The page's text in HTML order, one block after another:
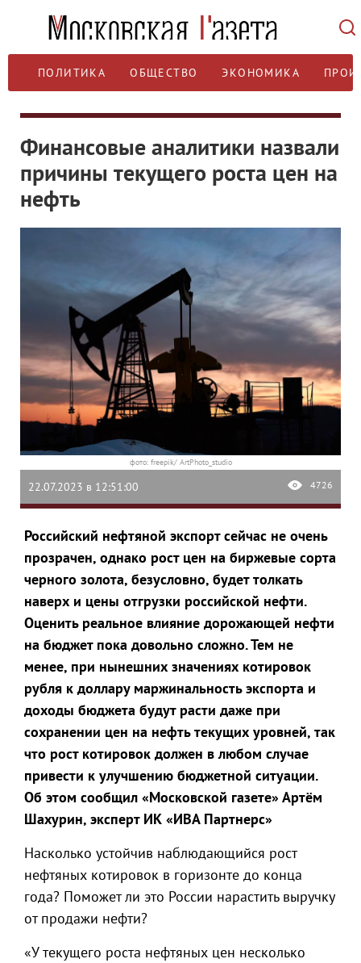
ПОЛИТИКА ОБЩЕСТВО ЭКОНОМИКА
Финансовые аналитики назвали
причины текущего роста цен на
нефть
фото: freepik/ ArtPhoto_studio
22.07.2023 в 12:51:00 4726
Российский нефтяной экспорт сейчас не очень
прозрачен, однако рост цен на биржевые сорта
черного золота, безусловно, будет толкать
наверх и цены отгрузки российской нефти.
Оценить реальное влияние дорожающей нефти
на бюджет пока довольно сложно. Тем не
менее, при нынешних значениях котировок
рубля к доллару маржинальность экспорта и
доходы бюджета будут расти даже при
сохранении цен на нефть текущих уровней, так
что рост котировок должен в любом случае
привести к улучшению бюджетной ситуации.
Об этом сообщил «Московской газете» Артём
Шахурин, эксперт ИК «ИВА Партнерс»
Насколько устойчив наблюдающийся рост
нефтяных котировок в горизонте до конца
года? Поможет ли это России нарастить выручку
от продажи нефти?
«У текущего роста нефтяных цен несколько